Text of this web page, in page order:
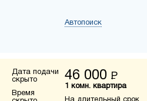
Автопоиск
Дата подачи
скрыто
Время
46 000 Р
1 комн. квартира